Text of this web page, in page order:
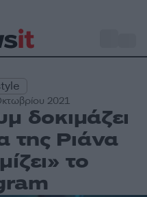
2021
δοκιμάζει
της Ριάνα
το